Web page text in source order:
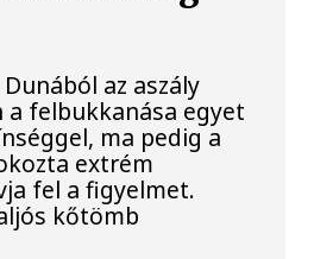
az aszály
a felbukkanása egyet
ma pedig a
extrém
fel a figyelmet.
kőtömb